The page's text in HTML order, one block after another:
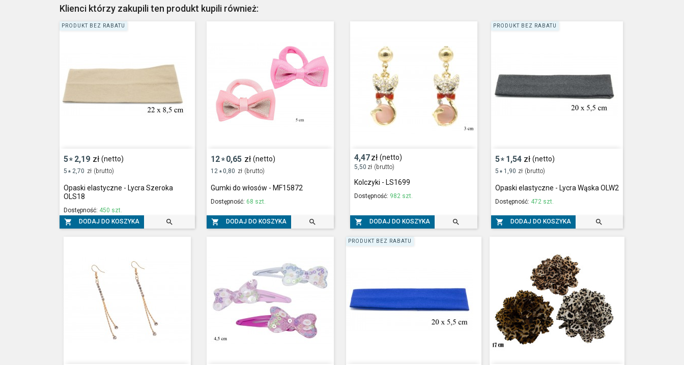
Klienci którzy zakupili ten produkt kupili również:
5* 2,19 zł (netto)
5 * 2,70 zł (brutto)
Opaski elastyczne - Lycra Szeroka
OLS18
Dostępność: 450 szt.
 DODAJ DO KOSZYKA 
PRODUKT BEZ RABATU
12*0,65 zł (netto)
12 *0,80 zł (brutto)
Gumki do włosów - MF15872
Dostępność: 68 szt.
 DODAJ DO KOSZYKA 
4,47zł (netto)
5,50 zł (brutto)
Kolczyki - LS1699
Dostępność: 982 szt.
 DODAJ DO KOSZYKA 
5* 1,54 zł (netto)
5 * 1,90 zł (brutto)
Opaski elastyczne - Lycra Wąska OLW2
Dostępność: 472 szt.
 DODAJ DO KOSZYKA 
PRODUKT BEZ RABATU
PRODUKT BEZ RABATU